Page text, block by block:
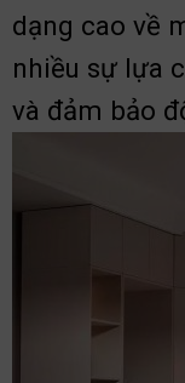
dạng cao về
nhiều sự lựa
và đảm bảo